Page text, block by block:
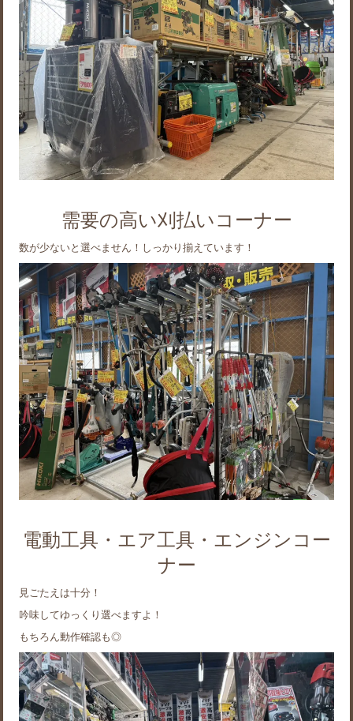
需要の高い刈払いコーナー
数が少ないと選べません！しっかり揃えています！
電動工具・エア工具・エンジンコー
ナー
見ごたえは十分！
吟味してゆっくり選べますよ！
もちろん動作確認も◎